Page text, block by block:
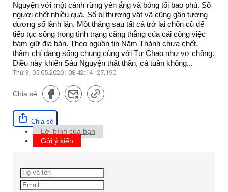
Nguyện với một cánh rừng yên ắng và bóng tối bao phủ. Số
người chết nhiều quá. Số bị thương vật vã cũng gần tương
đương số lành lặn. Một tháng sau tất cả trở lại chốn cũ để
tiếp tục sống trong tình trạng căng thẳng của cái công việc
bám giữ địa bàn. Theo nguồn tin Năm Thành chưa chết,
thậm chí đang sống chung cùng với Tư Chao như vợ chồng.
Điều này khiến Sáu Nguyện thất thần, cả tuần không...
Thứ 3, 05.05.2020 | 08:42:14 27,190
Chia sẻ
Chia sẻ
Lời bình của bạn
Gửi ý kiến